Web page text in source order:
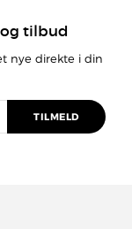
tilbud
nye direkte i din